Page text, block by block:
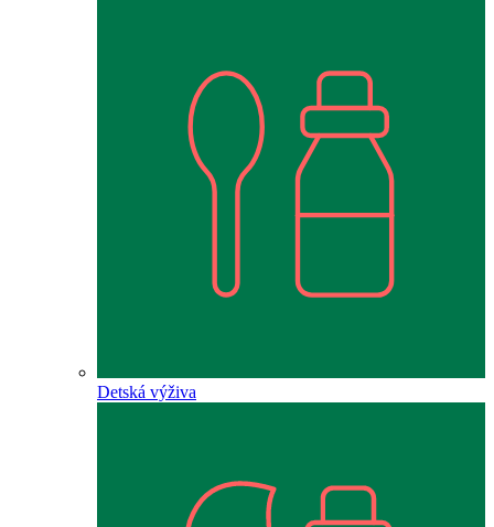
Detská výživa